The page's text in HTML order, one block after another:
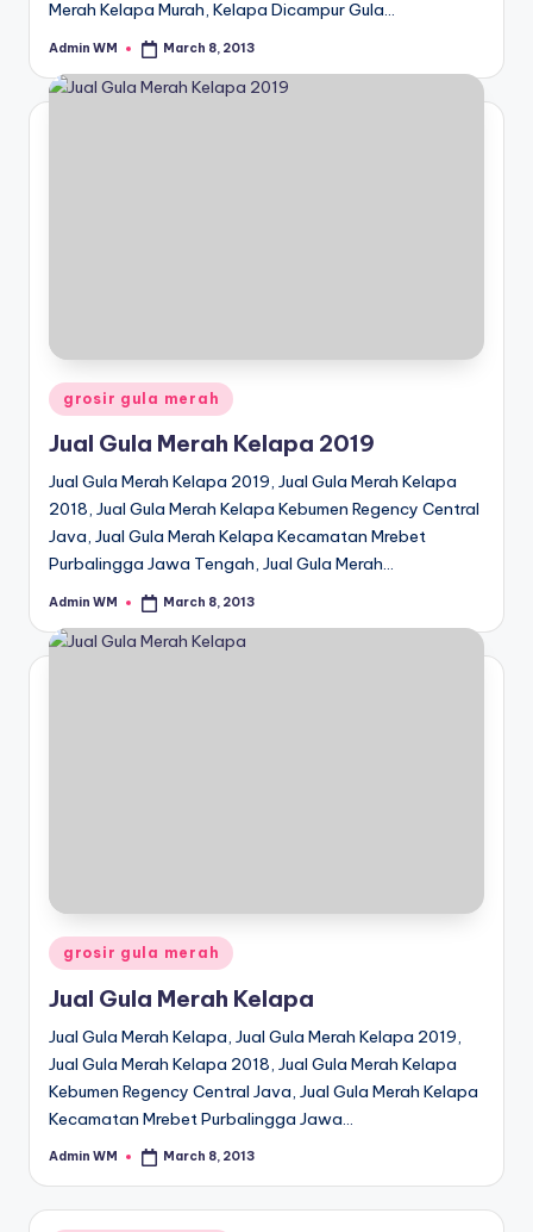
Merah Kelapa Murah, Kelapa Dicampur Gula…
Posted
Admin WM March 8, 2013
Posted
in
grosir gula merah
Jual Gula Merah Kelapa 2019
Jual Gula Merah Kelapa 2019, Jual Gula Merah Kelapa
2018, Jual Gula Merah Kelapa Kebumen Regency Central
Java, Jual Gula Merah Kelapa Kecamatan Mrebet
Purbalingga Jawa Tengah, Jual Gula Merah…
Posted
Admin WM March 8, 2013
Posted
in
grosir gula merah
Jual Gula Merah Kelapa
Jual Gula Merah Kelapa, Jual Gula Merah Kelapa 2019,
Jual Gula Merah Kelapa 2018, Jual Gula Merah Kelapa
Kebumen Regency Central Java, Jual Gula Merah Kelapa
Kecamatan Mrebet Purbalingga Jawa…
Posted
Admin WM March 8, 2013